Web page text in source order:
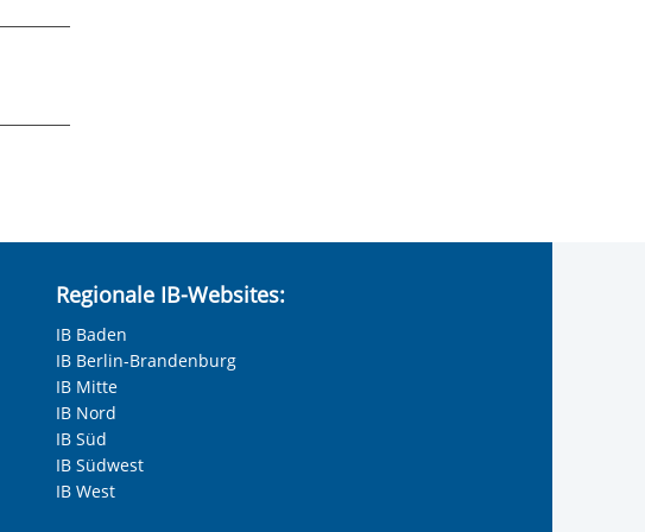
Regionale IB-Websites:
IB Baden
IB Berlin-Brandenburg
IB Mitte
IB Nord
IB Süd
IB Südwest
IB West